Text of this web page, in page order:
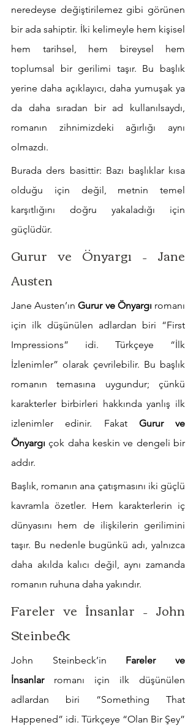
neredeyse değiştirilemez gibi görünen
bir ada sahiptir. İki kelimeyle hem kişisel
hem tarihsel, hem bireysel hem
toplumsal bir gerilimi taşır. Bu başlık
yerine daha açıklayıcı, daha yumuşak ya
da daha sıradan bir ad kullanılsaydı,
romanın zihnimizdeki ağırlığı aynı
olmazdı.
Burada ders basittir: Bazı başlıklar kısa
olduğu için değil, metnin temel
karşıtlığını doğru yakaladığı için
güçlüdür.
Gurur ve Önyargı – Jane
Austen
Jane Austen’ın Gurur ve Önyargı romanı
için ilk düşünülen adlardan biri “First
Impressions” idi. Türkçeye “İlk
İzlenimler” olarak çevrilebilir. Bu başlık
romanın temasına uygundur; çünkü
karakterler birbirleri hakkında yanlış ilk
izlenimler edinir. Fakat Gurur ve
Önyargı çok daha keskin ve dengeli bir
addır.
Başlık, romanın ana çatışmasını iki güçlü
kavramla özetler. Hem karakterlerin iç
dünyasını hem de ilişkilerin gerilimini
taşır. Bu nedenle bugünkü adı, yalnızca
daha akılda kalıcı değil, aynı zamanda
romanın ruhuna daha yakındır.
Fareler ve İnsanlar – John
Steinbeck
John Steinbeck’in Fareler ve
İnsanlar romanı için ilk düşünülen
adlardan biri “Something That
Happened” idi. Türkçeye “Olan Bir Şey”